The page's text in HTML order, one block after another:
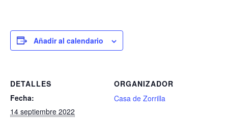
Añadir al calendario
DETALLES
Fecha:
14 septiembre 2022
ORGANIZADOR
Casa de Zorrilla